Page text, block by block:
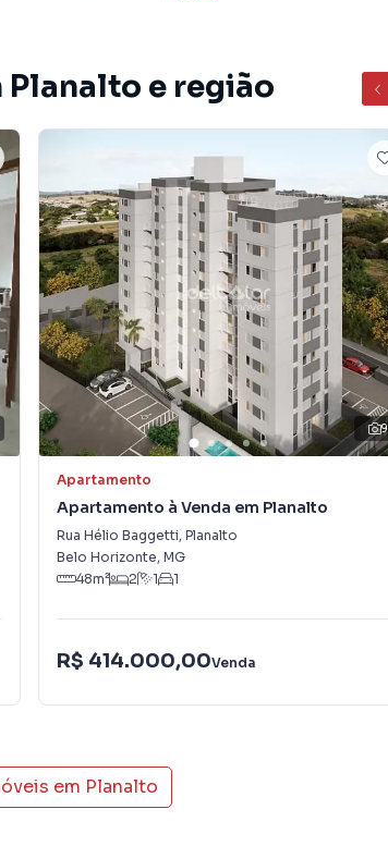
e região
9
Apartamento
Apartamento à Venda em Planalto
Rua Hélio Baggetti, Planalto
Belo Horizonte, MG
48m² 2 1 1
R$ 414.000,00Venda
em Planalto